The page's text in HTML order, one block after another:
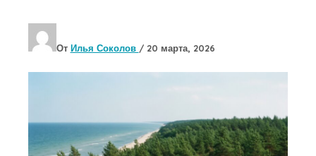
От Илья Соколов / 20 марта, 2026